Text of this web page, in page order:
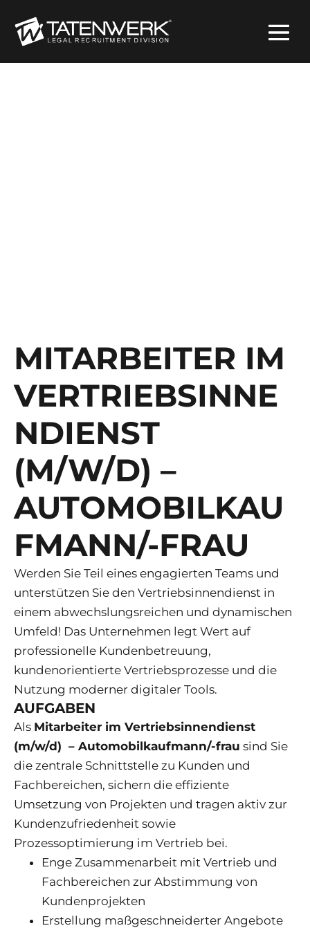
MITARBEITER IM
VERTRIEBSINNE
NDIENST
(M/W/D) –
AUTOMOBILKAU
FMANN/-FRAU
Werden Sie Teil eines engagierten Teams und
unterstützen Sie den Vertriebsinnendienst in
einem abwechslungsreichen und dynamischen
Umfeld! Das Unternehmen legt Wert auf
professionelle Kundenbetreuung,
kundenorientierte Vertriebsprozesse und die
Nutzung moderner digitaler Tools.
AUFGABEN
Als Mitarbeiter im Vertriebsinnendienst
(m/w/d) – Automobilkaufmann/-frau sind Sie
die zentrale Schnittstelle zu Kunden und
Fachbereichen, sichern die effiziente
Umsetzung von Projekten und tragen aktiv zur
Kundenzufriedenheit sowie
Prozessoptimierung im Vertrieb bei.
Enge Zusammenarbeit mit Vertrieb und
Fachbereichen zur Abstimmung von
Kundenprojekten
Erstellung maßgeschneiderter Angebote